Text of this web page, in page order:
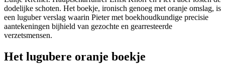
dodelijke schoten. Het boekje, ironisch genoeg met oranje omslag, is
een luguber verslag waarin Pieter met boekhoudkundige precisie
aantekeningen bijhield van gezochte en gearresteerde
verzetsmensen.
Het lugubere oranje boekje